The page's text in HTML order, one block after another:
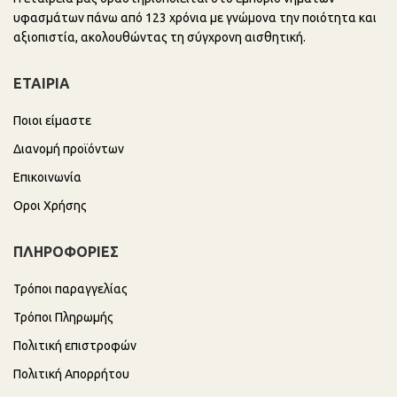
υφασμάτων πάνω από 123 χρόνια με γνώμονα την ποιότητα και
αξιοπιστία, ακολουθώντας τη σύγχρονη αισθητική.
ΕΤΑΙΡΙΑ
Ποιοι είμαστε
Διανομή προϊόντων
Επικοινωνία
Οροι Χρήσης
ΠΛΗΡΟΦΟΡΙΕΣ
Τρόποι παραγγελίας
Τρόποι Πληρωμής
Πολιτική επιστροφών
Πολιτική Απορρήτου